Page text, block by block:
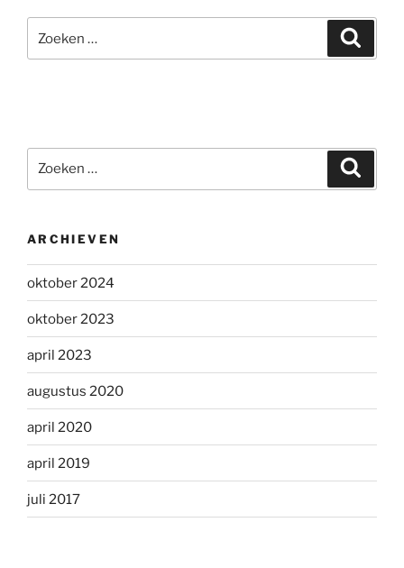
naar:
naar:
ARCHIEVEN
oktober 2024
oktober 2023
april 2023
augustus 2020
april 2020
april 2019
juli 2017